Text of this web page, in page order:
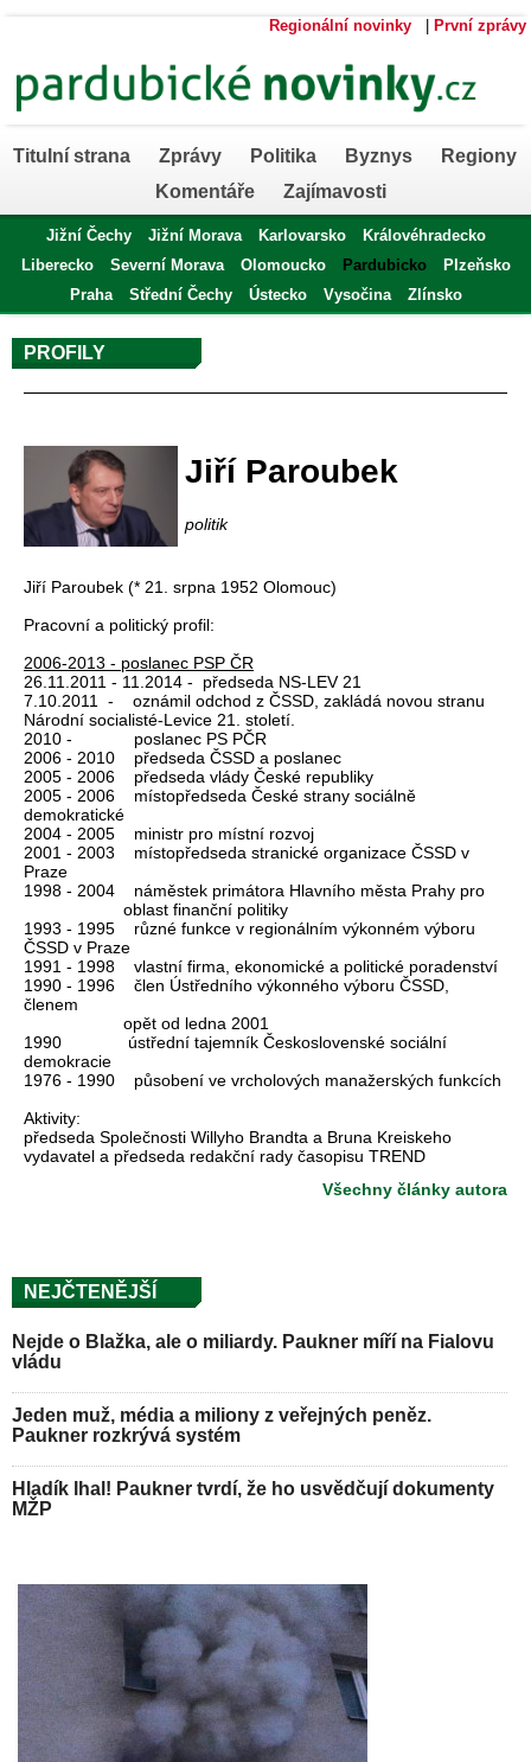
Regionální novinky První zprávy
Titulní strana Zprávy Politika Byznys
Regiony
Komentáře
Zajímavosti
Jižní Čechy Jižní Morava Karlovarsko
Královéhradecko
Liberecko
Severní Morava Olomoucko Pardubicko
Plzeňsko
Praha
Střední Čechy Ústecko Vysočina Zlínsko
PROFILY
Jiří Paroubek
politik
Jiří Paroubek (* 21. srpna 1952 Olomouc)
Pracovní a politický profil:
2006-2013 - poslanec PSP ČR
26.11.2011 - 11.2014 - předseda NS-LEV 21
7.10.2011 - oznámil odchod z ČSSD, zakládá novou stranu
Národní socialisté-Levice 21. století.
2010 - poslanec PS PČR
2006 - 2010 předseda ČSSD a poslanec
2005 - 2006 předseda vlády České republiky
2005 - 2006 místopředseda České strany sociálně
demokratické
2004 - 2005 ministr pro místní rozvoj
2001 - 2003 místopředseda stranické organizace ČSSD v
Praze
1998 - 2004 náměstek primátora Hlavního města Prahy pro
oblast finanční politiky
1993 - 1995 různé funkce v regionálním výkonném výboru
ČSSD v Praze
1991 - 1998 vlastní firma, ekonomické a politické poradenství
1990 - 1996 člen Ústředního výkonného výboru ČSSD,
členem
opět od ledna 2001
1990 ústřední tajemník Československé sociální
demokracie
1976 - 1990 působení ve vrcholových manažerských funkcích
Aktivity:
předseda Společnosti Willyho Brandta a Bruna Kreiskeho
vydavatel a předseda redakční rady časopisu TREND
Všechny články autora
NEJČTENĚJŠÍ
Nejde o Blažka, ale o miliardy. Paukner míří na Fialovu
vládu
Jeden muž, média a miliony z veřejných peněz.
Paukner rozkrývá systém
Hladík lhal! Paukner tvrdí, že ho usvědčují dokumenty
MŽP